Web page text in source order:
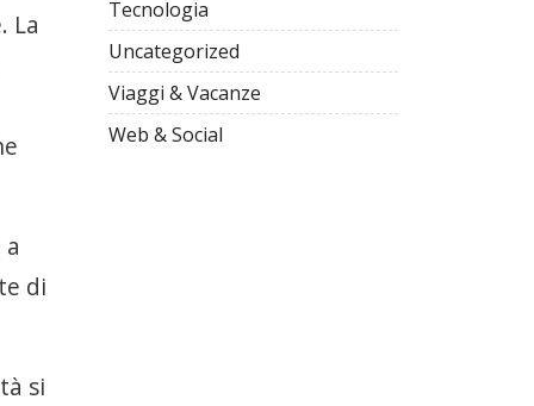
La
di
si
Tecnologia
Uncategorized
Viaggi & Vacanze
Web & Social